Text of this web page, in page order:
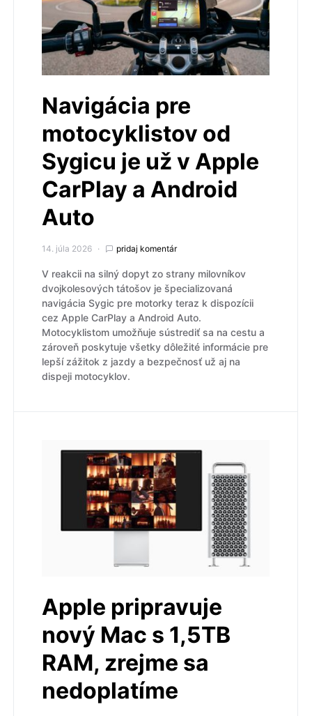
Navigácia pre
motocyklistov od
Sygicu je už v Apple
CarPlay a Android
Auto
14. júla 2026 pridaj komentár
V reakcii na silný dopyt zo strany milovníkov
dvojkolesových tátošov je špecializovaná
navigácia Sygic pre motorky teraz k dispozícii
cez Apple CarPlay a Android Auto.
Motocyklistom umožňuje sústrediť sa na cestu a
zároveň poskytuje všetky dôležité informácie pre
lepší zážitok z jazdy a bezpečnosť už aj na
dispeji motocyklov.
Apple pripravuje
nový Mac s 1,5TB
RAM, zrejme sa
nedoplatíme